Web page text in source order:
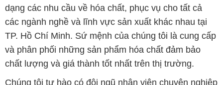
dạng các nhu cầu về hóa chất, phục vụ cho tất cả
các ngành nghề và lĩnh vực sản xuất khác nhau tại
TP. Hồ Chí Minh. Sứ mệnh của chúng tôi là cung cấp
và phân phối những sản phẩm hóa chất đảm bảo
chất lượng và giá thành tốt nhất trên thị trường.
Chúng tôi tự hào có đội ngũ nhân viên chuyên nghiệp